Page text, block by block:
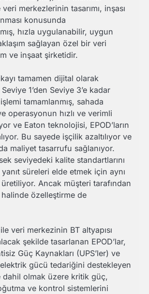
merkezlerinin tasarımı, inşası
konusunda
hızla uygulanabilir, uygun
sağlayan özel bir veri
ve inşaat şirketidir.
tamamen dijital olarak
1’den Seviye 3’e kadar
tamamlanmış, sahada
operasyonun hızlı ve verimli
ve Eaton teknolojisi, EPOD’ların
Bu sayede işçilik azaltılıyor ve
maliyet tasarrufu sağlanıyor.
seviyedeki kalite standartlarını
yanıt süreleri elde etmek için aynı
üretiliyor. Ancak müşteri tarafından
özelleştirme de
veri merkezinin BT altyapısı
şekilde tasarlanan EPOD’lar,
Güç Kaynakları (UPS’ler) ve
gücü tedariğini destekleyen
dahil olmak üzere kritik güç,
ve kontrol sistemlerini